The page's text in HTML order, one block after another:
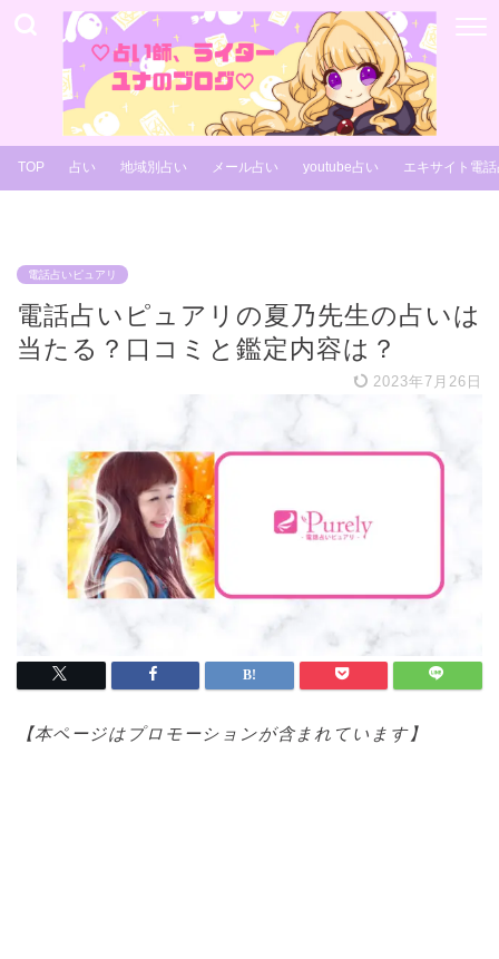
TOP 占い 地域別占い メール占い youtube占い エキサイト電
電話占いピュアリ
電話占いピュアリの夏乃先生の占いは
当たる？口コミと鑑定内容は？
2023年7月26日
【本ページはプロモーションが含まれています】